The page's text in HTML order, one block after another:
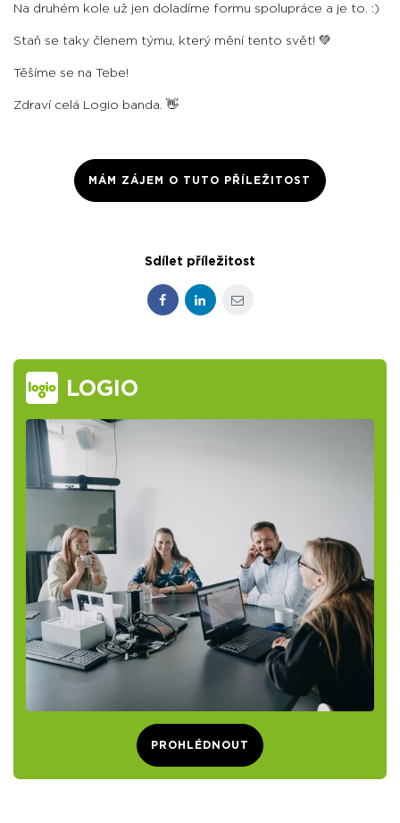
Na druhém kole už jen doladíme formu spolupráce a je to. :)
Staň se taky členem týmu, který mění tento svět! 💚
Těšíme se na Tebe!
Zdraví celá Logio banda. 👋
MÁM ZÁJEM O TUTO PŘÍLEŽITOST
Sdílet příležitost
FacebookLinkedInE-mail
LOGIO
PROHLÉDNOUT